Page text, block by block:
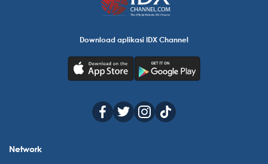
Download aplikasi IDX Channel
Network